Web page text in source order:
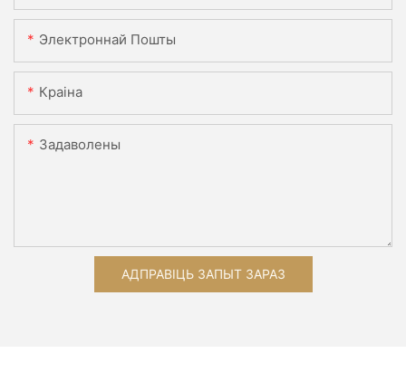
Электроннай Пошты
Краіна
Задаволены
АДПРАВІЦЬ ЗАПЫТ ЗАРАЗ